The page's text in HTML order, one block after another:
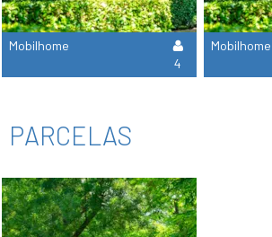
Mobilhome
4
Mobilhome
PARCELAS